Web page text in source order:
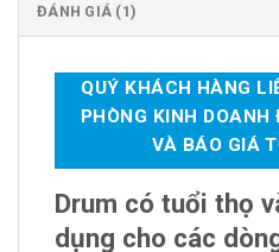
ĐÁNH GIÁ (1)
QUÝ KHÁCH HÀNG
PHÒNG KINH
VÀ BÁO GIÁ
Drum có tuổi thọ
dụng cho các